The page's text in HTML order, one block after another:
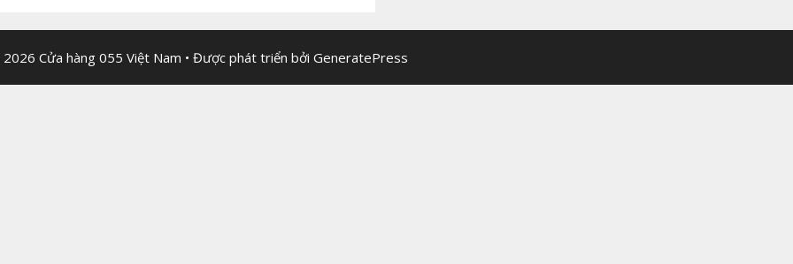
Cửa hàng 055 Việt Nam • Được phát triển bởi GeneratePress